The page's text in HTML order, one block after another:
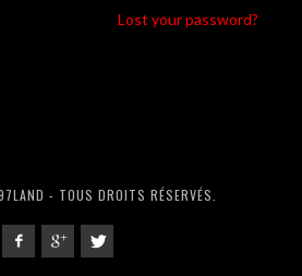
Lost your password?
- TOUS DROITS RÉSERVÉS.